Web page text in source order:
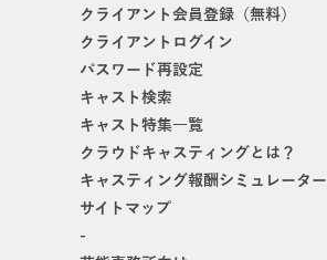
クライアント会員登録（無料）
クライアントログイン
パスワード再設定
キャスト検索
キャスト特集一覧
クラウドキャスティングとは？
キャスティング報酬シミュレーター
サイトマップ
-